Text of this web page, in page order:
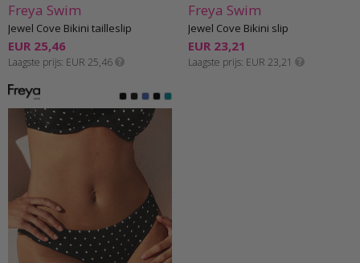
Freya Swim
Jewel Cove Bikini tailleslip
EUR 25,46
Laagste prijs EUR 25,46
Freya Swim
Jewel Cove Bikini slip
EUR 23,21
Laagste prijs EUR 23,21